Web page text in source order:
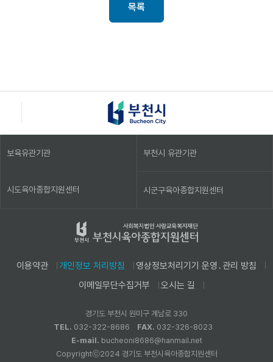
목록
보육유관기관 부천시 유관기관
시도육아종합지원센터 시군구육아종합지원센터
이용약관 개인정보 처리방침
영상정보처리기기 운영․관리 방침
이메일무단수집거부
오시는 길
경기도 부천시 원미구 계남로 330
TEL. 032-322-8686 FAX. 032-326-8023
E-mail. bucheoni8686@hanmail.net
Copyrightⓒ2024 경기도 부천시육아종합지원센터